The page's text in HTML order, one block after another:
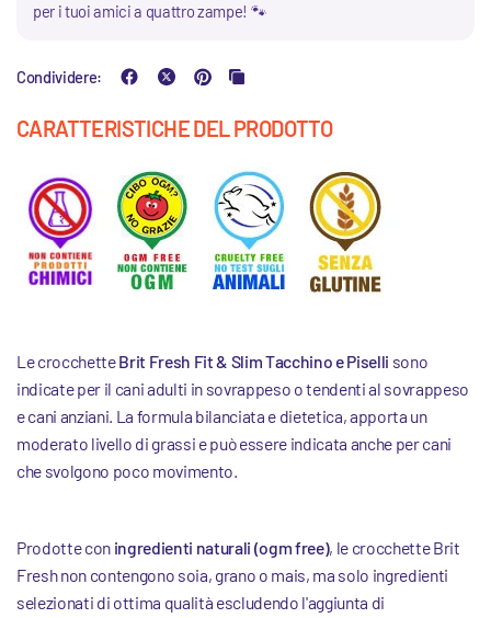
per i tuoi amici a quattro zampe! 🐾
Condividere:
CARATTERISTICHE DEL PRODOTTO
Le crocchetteBrit Fresh Fit & Slim Tacchino e Piselli sono
indicate per il cani adulti in sovrappeso o tendenti al sovrappeso
e cani anziani. La formula bilanciata e dietetica, apporta un
moderato livello di grassi e può essere indicata anche per cani
che svolgono poco movimento.
Prodotte con ingredienti naturali (ogm free), le crocchette Brit
Fresh non contengono soia, grano o mais, ma solo ingredienti
selezionati di ottima qualità escludendo l'aggiunta di